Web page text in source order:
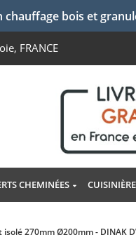
chauffage bois et
FRANCE
CHEMINÉES
270mm Ø200mm - DINAK